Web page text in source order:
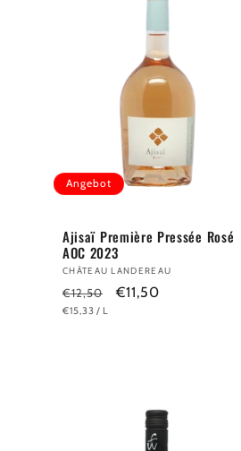
Angebot
Ajisaï Première Pressée Rosé
AOC 2023
Anbieter:
CHÂTEAU LANDEREAU
Normaler
Preis
€12,50 Verkaufspreis
€11,50
GRUNDPREIS
€15,33 / PRO
L